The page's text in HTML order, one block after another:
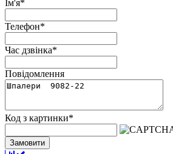
Ім'я*
Телефон*
Час дзвінка*
Повідомлення
Код з картинки*
Замовити